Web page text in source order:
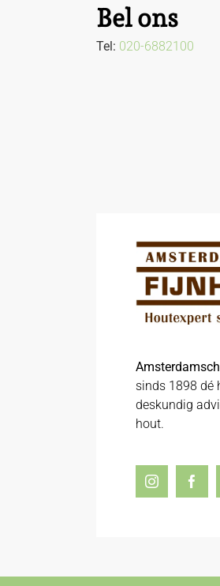
Bel ons
Tel: 020-6882100
sinds 1898 dé
deskundig
hout.